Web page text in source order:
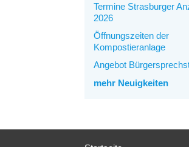
Termine Strasburger
2026
Öffnungszeiten der
Kompostieranlage
Angebot
mehr Neuigkeiten